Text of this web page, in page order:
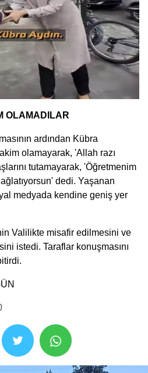
OLAMADILAR
ardından Kübra
olamayarak, 'Allah razı
tutamayarak, 'Öğretmenim
dedi. Yaşanan
medyada kendine geniş yer
Valilikte misafir edilmesini ve
istedi. Taraflar konuşmasını